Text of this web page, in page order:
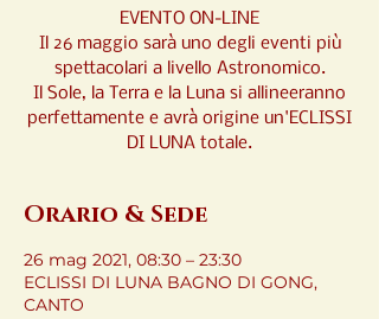
EVENTO ON-LINE
Il 26 maggio sarà uno degli eventi più
spettacolari a livello Astronomico.
Il Sole, la Terra e la Luna si allineeranno
perfettamente e avrà origine un'ECLISSI
DI LUNA totale.
Orario & Sede
26 mag 2021, 08:30 – 23:30
ECLISSI DI LUNA BAGNO DI GONG,
CANTO